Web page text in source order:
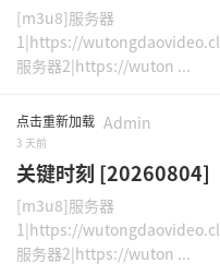
[m3u8]服务器
1|https://
服务器2|https://wuton ...
点击重新加载 Admin
3 天前
关键时刻 [20260804]
[m3u8]服务器
1|https://
服务器2|https://wuton ...